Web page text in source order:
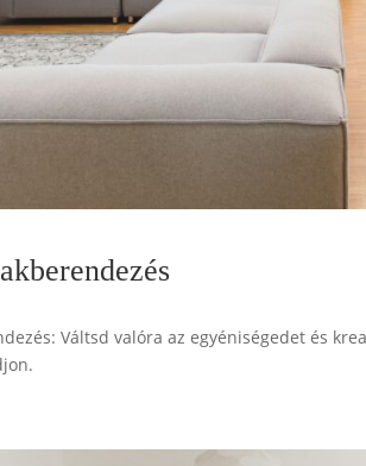
Váltsd valóra az egyéniségedet és